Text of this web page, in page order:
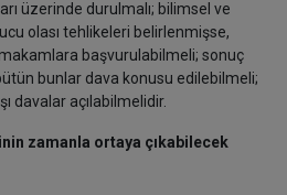
üzerinde durulmalı; bilimsel ve
olası tehlikeleri belirlenmişse,
başvurulabilmeli; sonuç
bunlar dava konusu edilebilmeli;
davalar açılabilmelidir.
zamanla ortaya çıkabilecek